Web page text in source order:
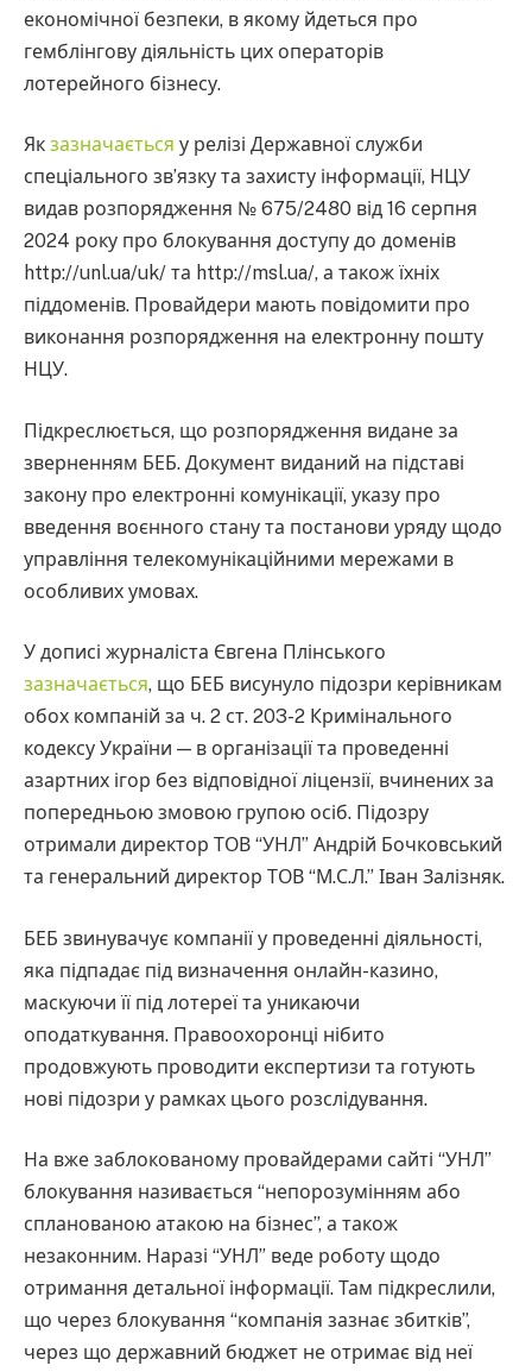
економічної безпеки, в якому йдеться про
гемблінгову діяльність цих операторів
лотерейного бізнесу.
Як зазначається у релізі Державної служби
спеціального зв’язку та захисту інформації, НЦУ
видав розпорядження № 675/2480 від 16 серпня
2024 року про блокування доступу до доменів
http://unl.ua/uk/ та http://msl.ua/, а також їхніх
піддоменів. Провайдери мають повідомити про
виконання розпорядження на електронну пошту
НЦУ.
Підкреслюється, що розпорядження видане за
зверненням БЕБ. Документ виданий на підставі
закону про електронні комунікації, указу про
введення воєнного стану та постанови уряду щодо
управління телекомунікаційними мережами в
особливих умовах.
У дописі журналіста Євгена Плінського
зазначається, що БЕБ висунуло підозри керівникам
обох компаній за ч. 2 ст. 203-2 Кримінального
кодексу України — в організації та проведенні
азартних ігор без відповідної ліцензії, вчинених за
попередньою змовою групою осіб. Підозру
отримали директор ТОВ “УНЛ” Андрій Бочковський
та генеральний директор ТОВ “М.С.Л.” Іван Залізняк.
БЕБ звинувачує компанії у проведенні діяльності,
яка підпадає під визначення онлайн-казино,
маскуючи її під лотереї та уникаючи
оподаткування. Правоохоронці нібито
продовжують проводити експертизи та готують
нові підозри у рамках цього розслідування.
На вже заблокованому провайдерами сайті “УНЛ”
блокування називається “непорозумінням або
спланованою атакою на бізнес”, а також
незаконним. Наразі “УНЛ” веде роботу щодо
отримання детальної інформації. Там підкреслили,
що через блокування “компанія зазнає збитків”,
через що державний бюджет не отримає від неї